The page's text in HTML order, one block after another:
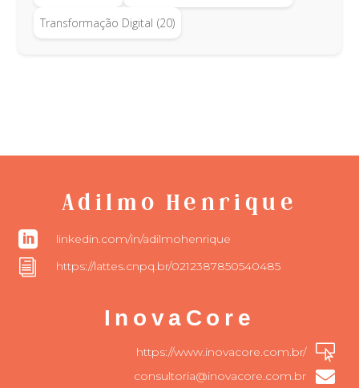
Transformação Digital (20)
Adilmo Henrique
 linkedin.com/in/adilmohenrique
i https://lattes.cnpq.br/0212387850540485
InovaCore

https://www.inovacore.com.br/

consultoria@inovacore.com.br